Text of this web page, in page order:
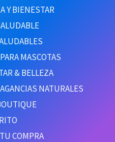
Y BIENESTAR
MASCOTAS
& BELLEZA
NATURALES
COMPRA